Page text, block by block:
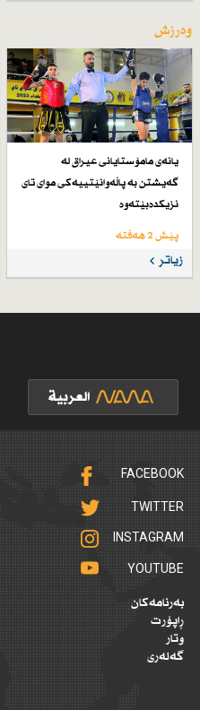
وەرزش
یانەی مامۆستایانی عیراق لە
گەیشتن بە پاڵەوانێتییەكی موای تای
نزیكدەبێتەوە
پێش 2 هەفتە
زیاتر
FACEBOOK
TWITTER
INSTAGRAM
YOUTUBE
بەرنامەکان
ڕاپۆرت
وتار
گەلەری